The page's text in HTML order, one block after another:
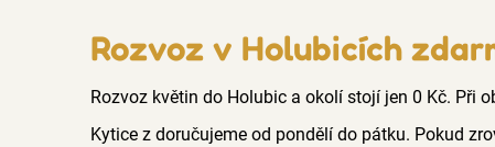
Rozvoz v Holubicích
Rozvoz květin do Holubic a okolí stojí jen 0 Kč. Při
Kytice z doručujeme od pondělí do pátku. Pokud